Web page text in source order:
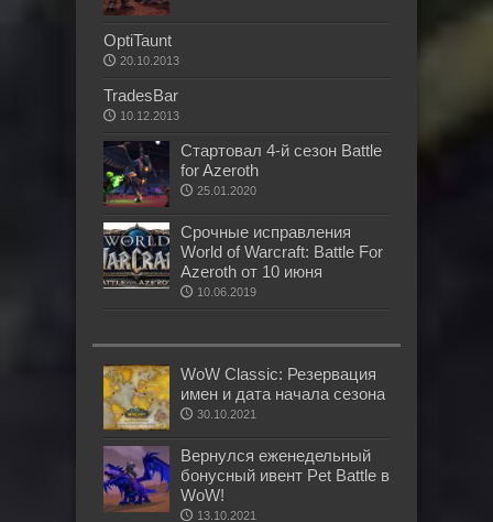
OptiTaunt
20.10.2013
TradesBar
10.12.2013
Стартовал 4-й сезон Battle
for Azeroth
25.01.2020
Срочные исправления
World of Warcraft: Battle For
Azeroth от 10 июня
10.06.2019
WoW Classic: Резервация
имен и дата начала сезона
30.10.2021
Вернулся еженедельный
бонусный ивент Pet Battle в
WoW!
13.10.2021